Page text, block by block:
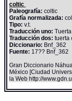
coltic
Paleografía: coltic
Grafía normalizada:
Tipo: v.t.
Traducción uno:
Traducción dos: tuerta
Diccionario: Bnf_362
Fuente: 17?? Bnf_362
Gran Diccionario
México [Ciudad
la Web http://